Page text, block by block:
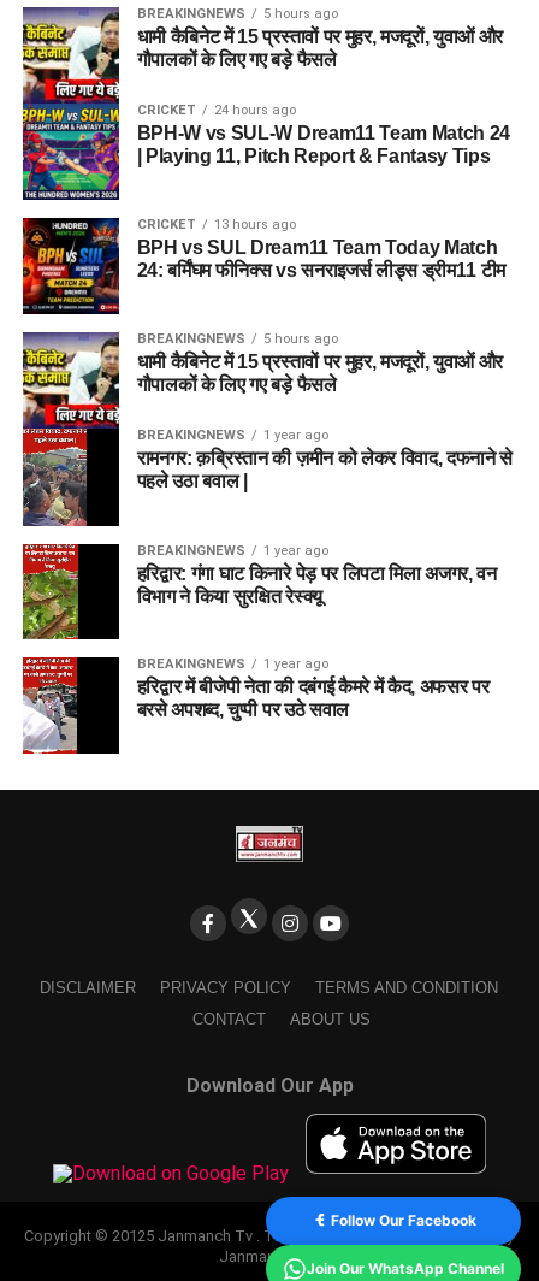
BREAKINGNEWS 5 hours ago
धामी कैबिनेट में 15 प्रस्तावों पर मुहर, मजदूरों, युवाओं और
गौपालकों के लिए गए बड़े फैसले
CRICKET 24 hours ago
BPH-W vs SUL-W Dream11 Team Match 24
| Playing 11, Pitch Report & Fantasy Tips
CRICKET 13 hours ago
BPH vs SUL Dream11 Team Today Match
24: बर्मिंघम फीनिक्स vs सनराइजर्स लीड्स ड्रीम11 टीम
BREAKINGNEWS 5 hours ago
धामी कैबिनेट में 15 प्रस्तावों पर मुहर, मजदूरों, युवाओं और
गौपालकों के लिए गए बड़े फैसले
BREAKINGNEWS 1 year ago
रामनगर: क़ब्रिस्तान की ज़मीन को लेकर विवाद, दफनाने से
पहले उठा बवाल |
BREAKINGNEWS 1 year ago
हरिद्वार: गंगा घाट किनारे पेड़ पर लिपटा मिला अजगर, वन
विभाग ने किया सुरक्षित रेस्क्यू
BREAKINGNEWS 1 year ago
हरिद्वार में बीजेपी नेता की दबंगई कैमरे में कैद, अफसर पर
बरसे अपशब्द, चुप्पी पर उठे सवाल
DISCLAIMER PRIVACY POLICY
TERMS AND CONDITION
CONTACT
ABOUT US
Download Our App
Copyright © 20125 Janmanch Tv . Theme by SSDIGIMARK. powered by
Janmanch TV.
Follow Our Facebook
Join Our WhatsApp Channel